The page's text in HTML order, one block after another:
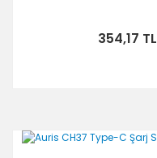
354,17 TL